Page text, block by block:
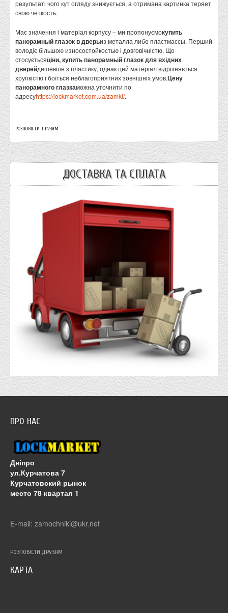
результаті чого кут огляду знижується, а отримана картинка теряет
свою четкость.
Має значення і матеріал корпусу – ми пропонуємокупить
панорамный глазок в дверьиз металла либо пластмассы. Перший
володіє більшою износостойкостью і довговічністю. Що
стосуєтьсяціни,купить панорамный глазокдля вхідних
дверейдешевше з пластику, однак цей матеріал відрізняється
хрупкістю і боїться неблагоприятних зовнішніх умов.Цену
панорамного глазкаможна уточнити по
адресуhttps://lockmarket.com.ua/zamki/.
РОЗПОВІСТИ ДРУЗЯМ
ДОСТАВКА ТА СПЛАТА
ПРО НАС
Дніпро
ул.Курчатова 7
Курчатовский рынок
место 78 квартал 1
E-mail: zamochniki@ukr.net
РОЗПОВІСТИ ДРУЗЯМ
КАРТА